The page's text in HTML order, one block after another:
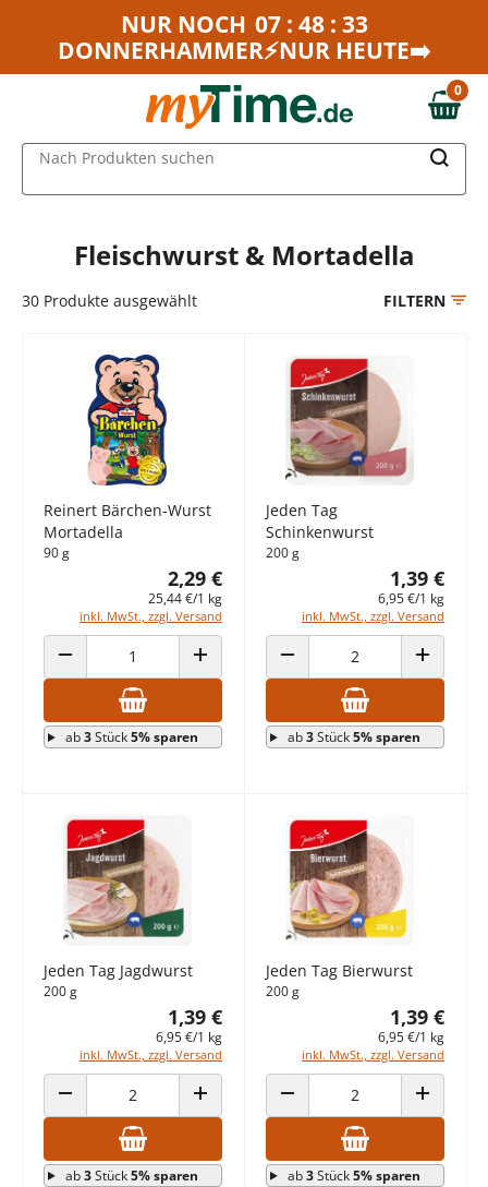
Zum Hauptinhalt springen
Zur Navigation springen
NUR NOCH 07 : 48 : 33
DONNERHAMMER⚡NUR HEUTE➡️
0,00 €
0
Nach Produkten suchen
Fleischwurst & Mortadella
30 Produkte ausgewählt FILTERN
Reinert Bärchen-Wurst
Mortadella
90 g
2,29 €
25,44 €/1 kg
inkl. MwSt., zzgl. Versand
ANZAHL VERRINGERN ANZAHL ERHÖHEN
ab3Stück5% sparen
Jeden Tag
Schinkenwurst
200 g
1,39 €
6,95 €/1 kg
inkl. MwSt., zzgl. Versand
ANZAHL VERRINGERN ANZAHL
ab3Stück5% sparen
Jeden Tag Jagdwurst
200 g
1,39 €
6,95 €/1 kg
inkl. MwSt., zzgl. Versand
ANZAHL VERRINGERN ANZAHL ERHÖHEN
ab3Stück5% sparen
Jeden Tag Bierwurst
200 g
1,39 €
6,95 €/1 kg
inkl. MwSt., zzgl. Versand
ANZAHL VERRINGERN ANZAHL
ab3Stück5% sparen